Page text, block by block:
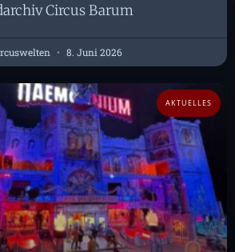
Circus Barum
8. Juni 2026
AKTUELLES